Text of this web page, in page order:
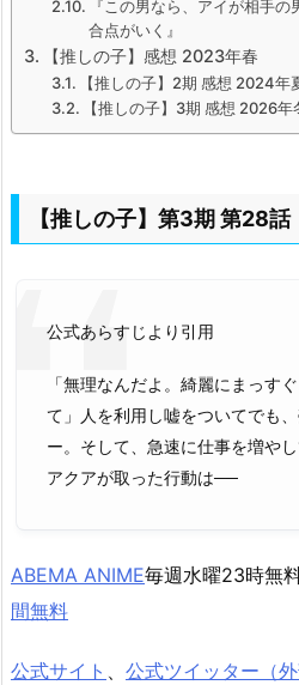
『この男なら、アイが相手
合点がいく』
【推しの子】感想 2023年春
【推しの子】2期 感想 2024年
【推しの子】3期 感想 2026年
【推しの子】第3期 第28
公式あらすじより引用
「無理なんだよ。綺麗にまっす
て」人を利用し嘘をついてでも
ー。そして、急速に仕事を増や
アクアが取った行動は──
ABEMA ANIME毎週水曜23時無
間無料
公式サイト 、 公式ツイッター（外